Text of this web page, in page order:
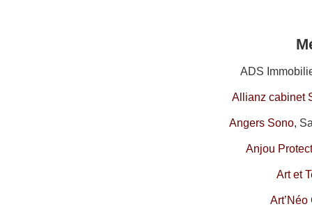
ADS
Allianz cabinet
Angers Sono,
Anjou
Art et
Art’Néo